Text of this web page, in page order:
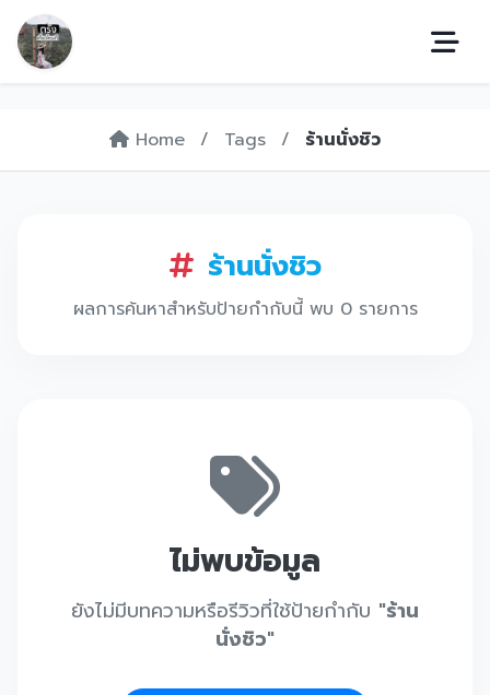
Home / Tags / ร้านนั่งชิว
ร้านนั่งชิว
ผลการค้นหาสำหรับป้ายกำกับนี้ พบ 0 รายการ
ไม่พบข้อมูล
ยังไม่มีบทความหรือรีวิวที่ใช้ป้ายกำกับ "ร้าน
นั่งชิว"